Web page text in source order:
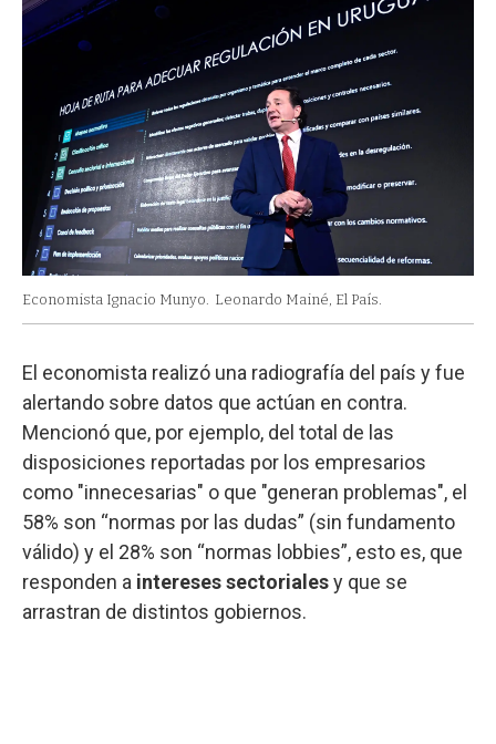
Economista Ignacio Munyo. Leonardo Mainé, El País.
El economista realizó una radiografía del país y fue
alertando sobre datos que actúan en contra.
Mencionó que, por ejemplo, del total de las
disposiciones reportadas por los empresarios
como "innecesarias" o que "generan problemas", el
58% son “normas por las dudas” (sin fundamento
válido) y el 28% son “normas lobbies”, esto es, que
responden a intereses sectorialesy que se
arrastran de distintos gobiernos.